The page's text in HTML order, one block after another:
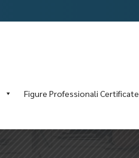
Figure Professionali Certificate